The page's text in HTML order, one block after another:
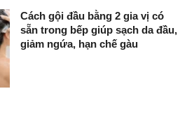
Cách gội đầu bằng 2 gia vị có
sẵn trong bếp giúp sạch da đầu,
giảm ngứa, hạn chế gàu